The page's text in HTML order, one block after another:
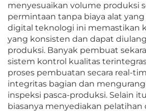
menyesuaikan volume produksi
permintaan tanpa biaya alat
digital teknologi ini memastikan
yang konsisten dan dapat
produksi. Banyak pembuat
sistem kontrol kualitas
proses pembuatan secara real-
integritas bagian dan
inspeksi pasca-produksi. Selain
biasanya menyediakan pelatihan